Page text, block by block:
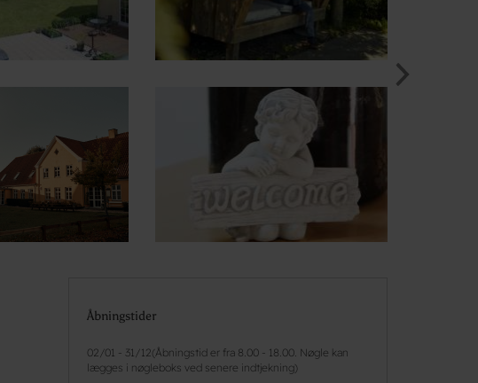
Åbningstider
02/01 - 31/12( Åbningstid er fra 8.00 - 18.00. Nøgle kan
lægges i nøgleboks ved senere indtjekning)